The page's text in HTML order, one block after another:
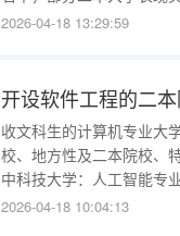
学领域实力强劲；温州医
2026-04-18 13:29:59
开设软件工程的二
收文科生的计算机专业大
校、地方性及二本院校、
中科技大学：人工智能专
数学与编程测试，适合数
2026-04-18 10:04:13